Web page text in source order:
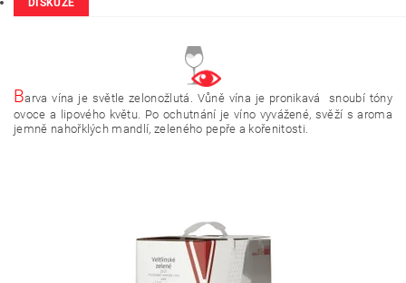
DISKUZE
Barva vína je světle zelonožlutá. Vůně vína je pronikavá snoubí tóny
ovoce a lipového květu. Po ochutnání je víno vyvážené, svěží s aroma
jemně nahořklých mandlí, zeleného pepře a kořenitosti.